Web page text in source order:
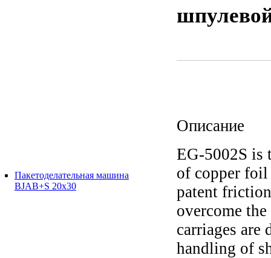
Пакетоделательная машина
BJAB+S 20x30
Описание
EG-5002S is
of copper
patent
overcome
carriages are
handling of